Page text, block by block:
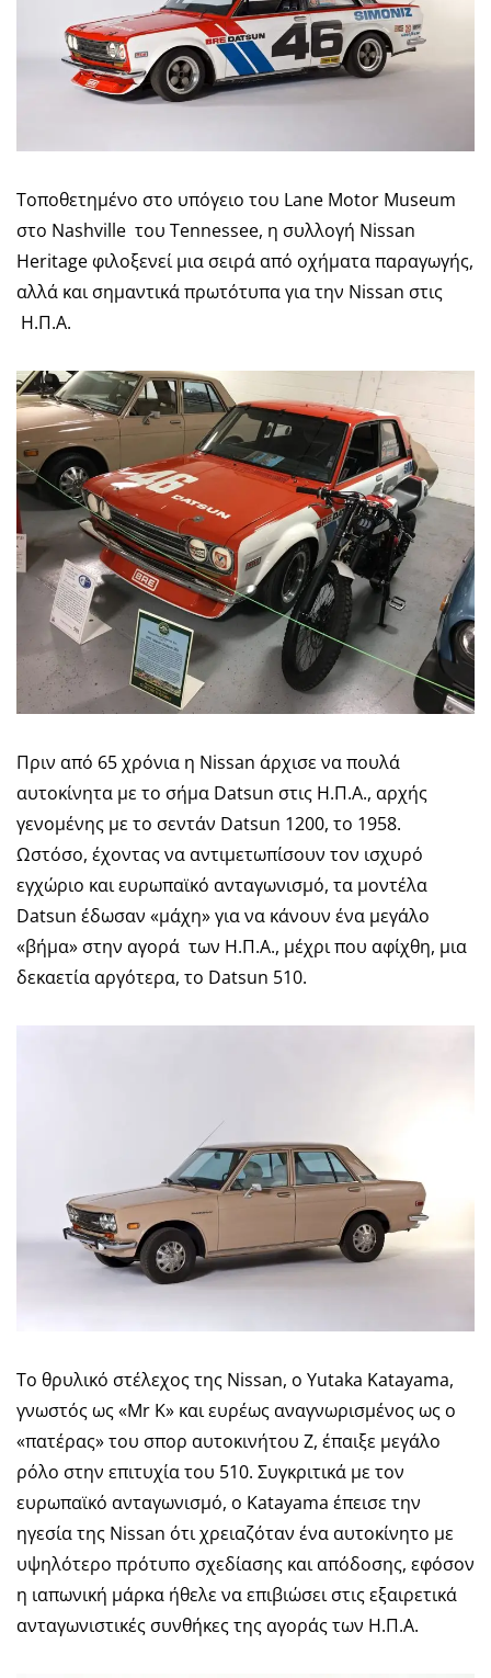
Τοποθετημένο στο υπόγειο του Lane Motor Museum
στο Nashville του Tennessee, η συλλογή Nissan
Heritage φιλοξενεί μια σειρά από οχήματα παραγωγής,
αλλά και σημαντικά πρωτότυπα για την Nissan στις
Η.Π.Α.
Πριν από 65 χρόνια η Nissan άρχισε να πουλά
αυτοκίνητα με το σήμα Datsun στις Η.Π.Α., αρχής
γενομένης με το σεντάν Datsun 1200, το 1958.
Ωστόσο, έχοντας να αντιμετωπίσουν τον ισχυρό
εγχώριο και ευρωπαϊκό ανταγωνισμό, τα μοντέλα
Datsun έδωσαν «μάχη» για να κάνουν ένα μεγάλο
«βήμα» στην αγορά των Η.Π.Α., μέχρι που αφίχθη, μια
δεκαετία αργότερα, το Datsun 510.
Το θρυλικό στέλεχος της Nissan, ο Yutaka Katayama,
γνωστός ως «Mr K» και ευρέως αναγνωρισμένος ως ο
«πατέρας» του σπορ αυτοκινήτου Z, έπαιξε μεγάλο
ρόλο στην επιτυχία του 510. Συγκριτικά με τον
ευρωπαϊκό ανταγωνισμό, ο Katayama έπεισε την
ηγεσία της Nissan ότι χρειαζόταν ένα αυτοκίνητο με
υψηλότερο πρότυπο σχεδίασης και απόδοσης, εφόσον
η ιαπωνική μάρκα ήθελε να επιβιώσει στις εξαιρετικά
ανταγωνιστικές συνθήκες της αγοράς των Η.Π.Α.